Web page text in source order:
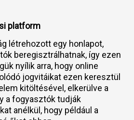
platform
létrehozott egy honlapot,
beregisztrálhatnak, így ezen
nyílik arra, hogy online
jogvitáikat ezen keresztül
kitöltésével, elkerülve a
a fogyasztók tudják
anélkül, hogy például a